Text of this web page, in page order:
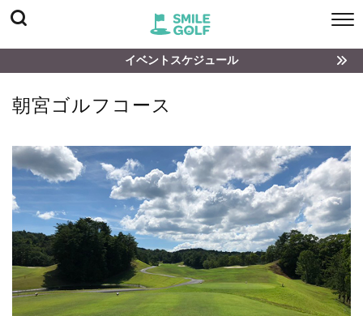
イベントスケジュール
朝宮ゴルフコース